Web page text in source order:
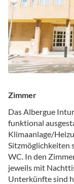
Zimmer
Das Albergue
funktional
Klimaanlage/
Sitzmöglichkeiten
WC. In den
jeweils mit
Unterkünfte sind